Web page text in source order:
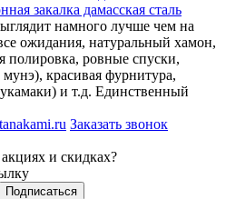
закалка дамасская сталь
намного лучше чем на
ожидания, натуральный хамон,
полировка, ровные спуски,
красивая фурнитура,
и т.д. Единственный
Заказать звонок
и скидках?
Подписаться